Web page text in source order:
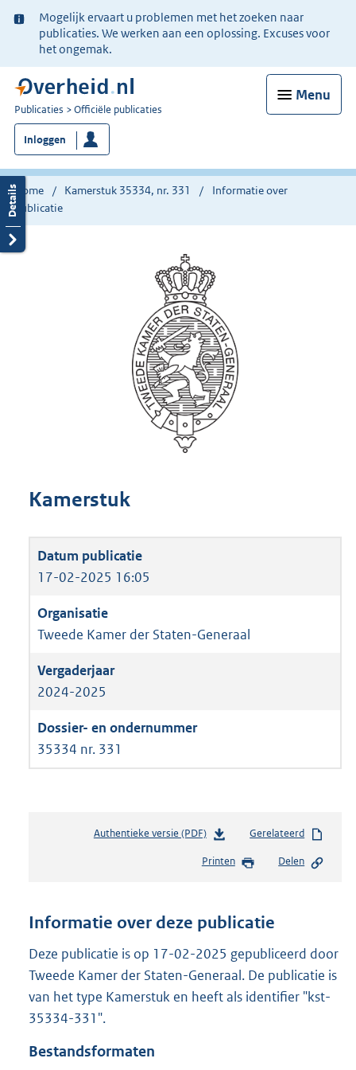
Ter
informatie:
Mogelijk ervaart u problemen met het zoeken naar
publicaties. We werken aan een oplossing. Excuses voor
het ongemak.
Menu
U
bent
nu
hier:
Publicaties Officiële publicaties
Inloggen
Home Kamerstuk 35334, nr. 331
Informatie over
publicatie
Kamerstuk
17-02-2025 16:05
Tweede Kamer der Staten-Generaal
2024-2025
35334 nr. 331
Authentieke versie (PDF)b
s
n
s
r
o
Gerelateerd
Printen Delen
Informatie over deze publicatie
Deze publicatie is op 17-02-2025 gepubliceerd door
Tweede Kamer der Staten-Generaal. De publicatie is
van het type Kamerstuk en heeft als identifier "kst-
35334-331".
Bestandsformaten